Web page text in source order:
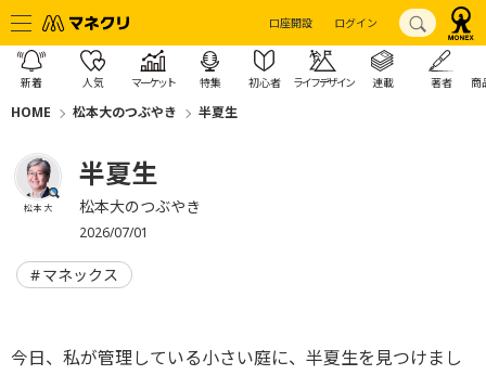
口座開設 ログイン
新着 人気 マーケット 特集 初心者 ライフデザイン 連載 著者 商
HOME 松本大のつぶやき 半夏生
松本 大
半夏生
松本大のつぶやき
2026/07/01
マネックス
今日、私が管理している小さい庭に、半夏生を見つけまし